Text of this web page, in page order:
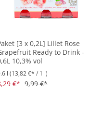
von 5 Sternen
[3 x 0,2L] Lillet Rose
Ready to Drink -
10,3% vol
l (13,82 €* / 1 l)
€* 9,99 €*